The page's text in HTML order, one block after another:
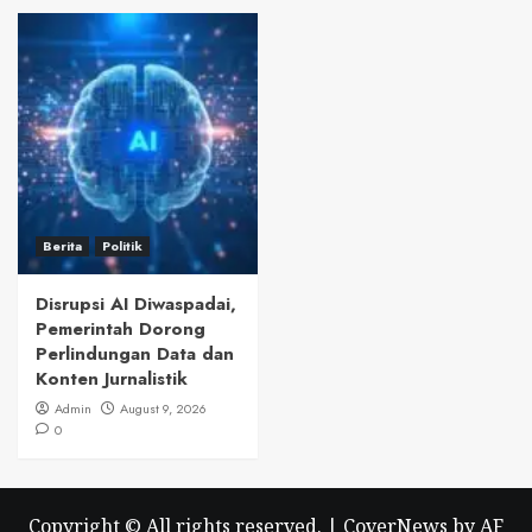
Berita Politik
Disrupsi AI Diwaspadai,
Pemerintah Dorong
Perlindungan Data dan
Konten Jurnalistik
Admin
August 9, 2026
0
Copyright © All rights reserved. | CoverNews by AF